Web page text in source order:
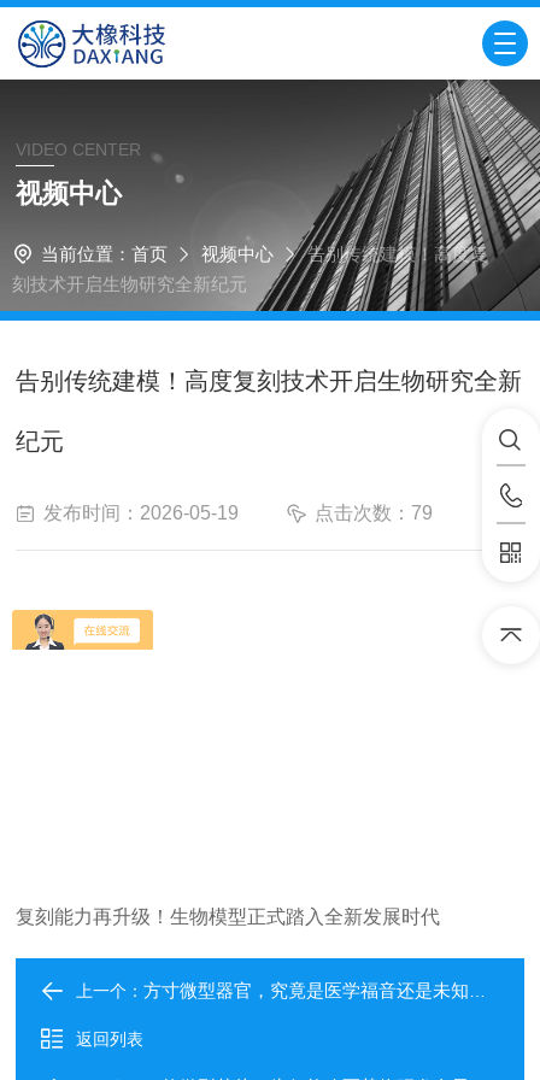
VIDEO CENTER
视频中心
当前位置： 首页 视频中心
告别传统建模！高度复
刻技术开启生物研究全新纪元
告别传统建模！高度复刻技术开启生物研究全新
纪元
发布时间：2026-05-19 点击次数：79
复刻能力再升级！生物模型正式踏入全新发展时代
上一个：方寸微型器官，究竟是医学福音还是未知陷阱？
返回列表